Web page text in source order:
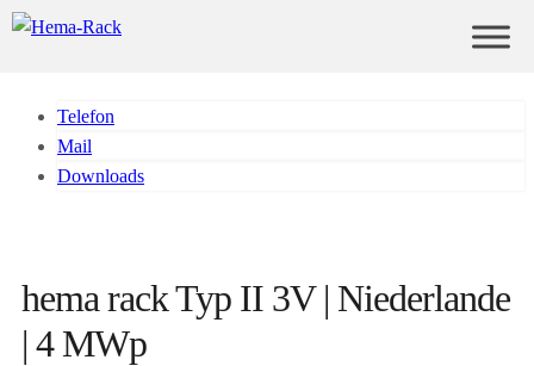
Telefon
Mail
Downloads
hema rack Typ II 3V | Niederlande
| 4 MWp